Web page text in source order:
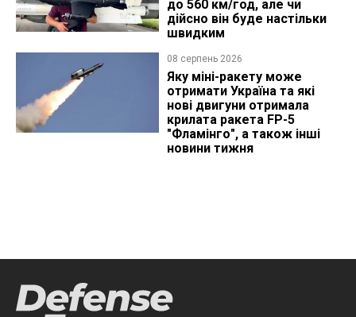
до 560 км/год, але чи
дійсно він буде настільки
швидким
08 серпень 2026
Яку міні-ракету може
отримати Україна та які
нові двигуни отримала
крилата ракета FP-5
"Фламінго", а також інші
новини тижня